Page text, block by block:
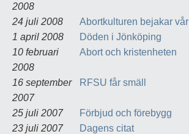
2008
24 juli 2008
Abortkulturen bejakar
1 april 2008
Döden i Jönköping
10 februari
2008
Abort och kristenheten
16 september
2007
RFSU får smäll
25 juli 2007
Förbjud och förebygg
23 juli 2007
Dagens citat